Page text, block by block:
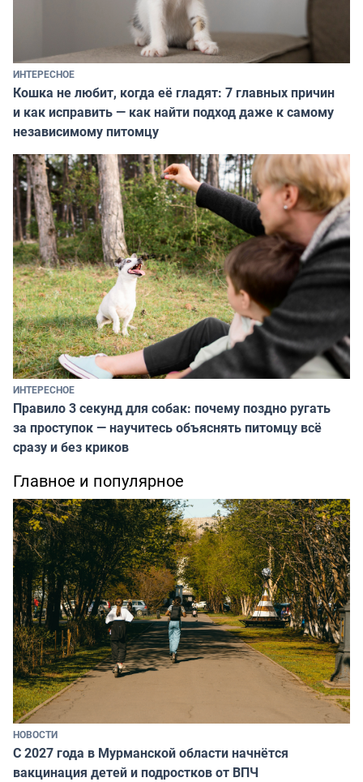
ИНТЕРЕСНОЕ
Кошка не любит, когда её гладят: 7 главных причин
и как исправить — как найти подход даже к самому
независимому питомцу
ИНТЕРЕСНОЕ
Правило 3 секунд для собак: почему поздно ругать
за проступок — научитесь объяснять питомцу всё
сразу и без криков
Главное и популярное
НОВОСТИ
С 2027 года в Мурманской области начнётся
вакцинация детей и подростков от ВПЧ